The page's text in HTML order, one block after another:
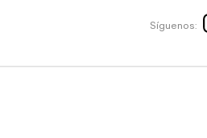
Síguenos: